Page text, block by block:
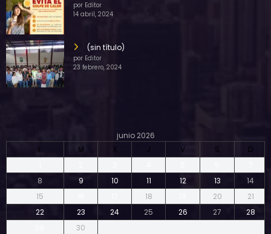
por Editor
14 abril, 2024
(sin título)
por Editor
23 febrero, 2024
junio 2026
L
M X J V S
D
8
9 10 11 12 13
14
15
18 20
21
22
23 24 25 26 27
28
30